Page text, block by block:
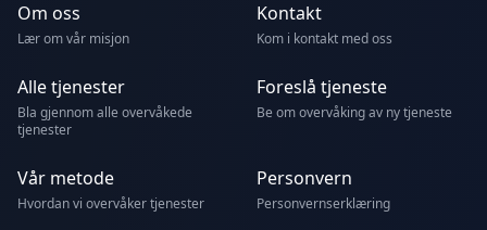
Om oss
Lær om vår misjon
Kontakt
Kom i kontakt med oss
Alle tjenester
Bla gjennom alle overvåkede
tjenester
Foreslå tjeneste
Be om overvåking av ny tjeneste
Vår metode
Hvordan vi overvåker tjenester
Personvern
Personvernserklæring